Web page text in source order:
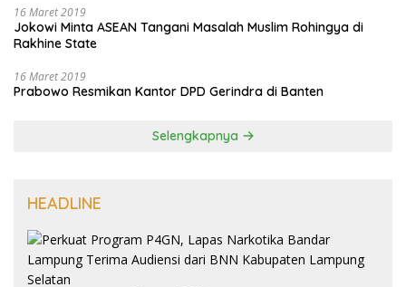
16 Maret 2019
Jokowi Minta ASEAN Tangani Masalah Muslim Rohingya di
Rakhine State
16 Maret 2019
Prabowo Resmikan Kantor DPD Gerindra di Banten
Selengkapnya
HEADLINE